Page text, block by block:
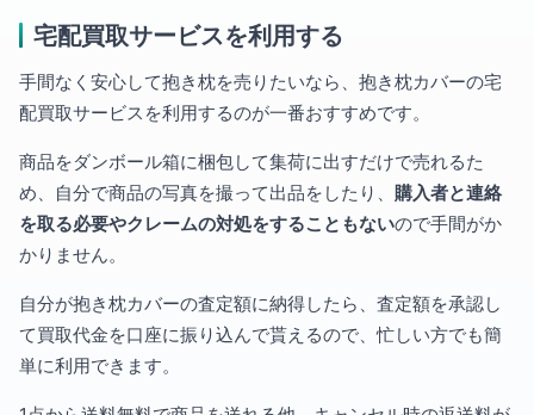
宅配買取サービスを利用する
手間なく安心して抱き枕を売りたいなら、抱き枕カバーの宅
配買取サービスを利用するのが一番おすすめです。
商品をダンボール箱に梱包して集荷に出すだけで売れるた
め、自分で商品の写真を撮って出品をしたり、 購入者と連絡
を取る必要やクレームの対処をすることもないので手間がか
かりません。
自分が抱き枕カバーの査定額に納得したら、査定額を承認し
て買取代金を口座に振り込んで貰えるので、忙しい方でも簡
単に利用できます。